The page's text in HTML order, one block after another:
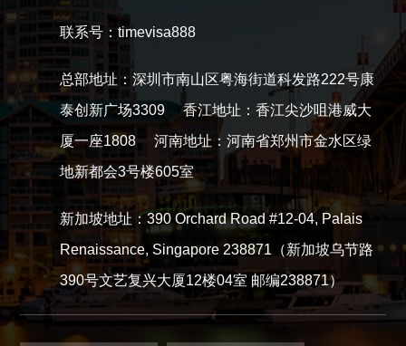
联系号：timevisa888
总部地址：深圳市南山区粤海街道科发路222号康
泰创新广场3309 香江地址：香江尖沙咀港威大
厦一座1808 河南地址：河南省郑州市金水区绿
地新都会3号楼605室
新加坡地址：390 Orchard Road #12-04, Palais
Renaissance, Singapore 238871（新加坡乌节路
390号文艺复兴大厦12楼04室 邮编238871）